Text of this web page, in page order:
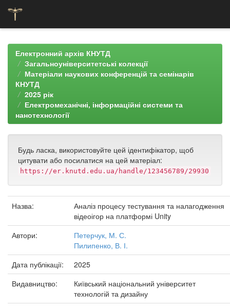
navigationЕлектронний архів КНУТД
Загальноуніверситетські колекції
Матеріали наукових конференцій та семінарів
КНУТД
2025 рік
Електромеханічні, інформаційні системи та
нанотехнології
Будь ласка, використовуйте цей ідентифікатор, щоб
цитувати або посилатися на цей матеріал:
https://er.knutd.edu.ua/handle/123456789/29930
Назва:
Аналіз процесу тестування та налагодження
відеоігор на платформі Unity
Автори:
Петерчук, М. С.
Пилипенко, В. І.
Дата публікації:
2025
Видавництво:
Київський національний університет
технологій та дизайну